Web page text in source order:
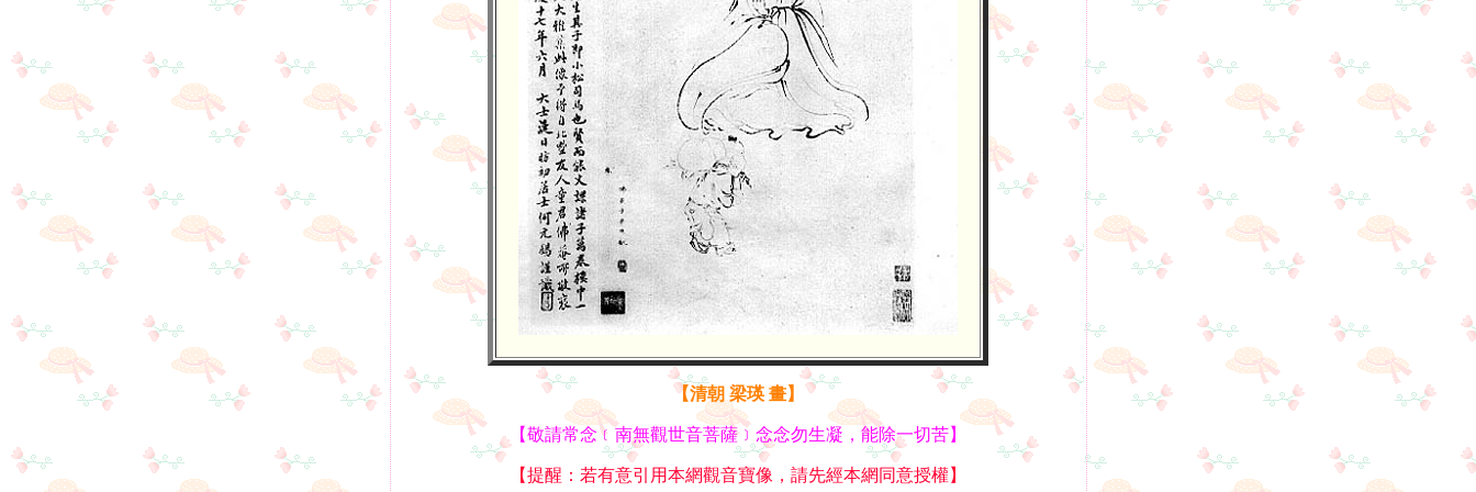
【清朝 梁瑛 畫】
【敬請常念﹝南無觀世音菩薩﹞念念勿生凝，能除一切苦】
【提醒：若有意引用本網觀音寶像，請先經本網同意授權】